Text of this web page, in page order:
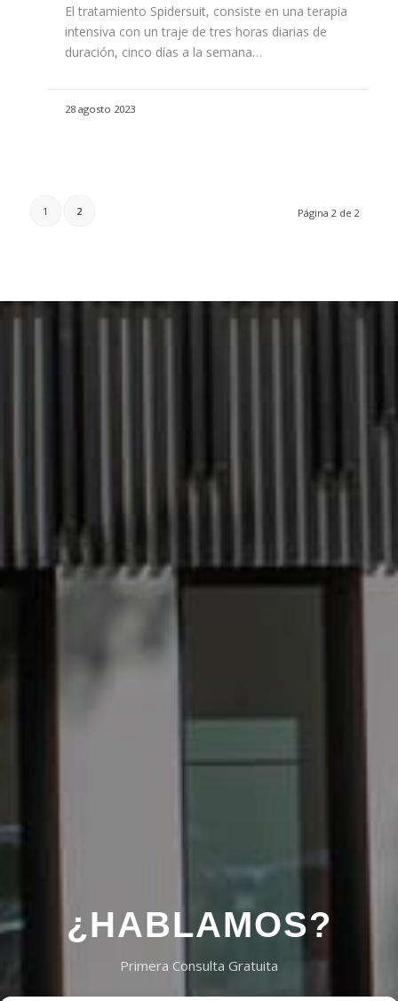
El tratamiento Spidersuit, consiste en una terapia
intensiva con un traje de tres horas diarias de
duración, cinco días a la semana…
28 agosto 2023
Página 2 de 2
1 2
¿HABLAMOS?
Primera Consulta Gratuita